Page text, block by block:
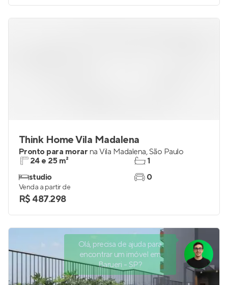
Think Home Vila Madalena
Pronto para morar na Vila Madalena,São Paulo
24 e 25 m²
studio
1
0
Venda a partir de
R$ 487.298
Olá, precisa de ajuda para
encontrar um imóvel em
Barueri - SP?